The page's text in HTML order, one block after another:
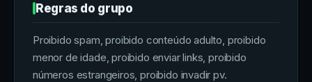
Regras do grupo
Proibido spam, proibido conteúdo adulto, proibido
menor de idade, proibido enviar links, proibido
números estrangeiros, proibido invadir pv.